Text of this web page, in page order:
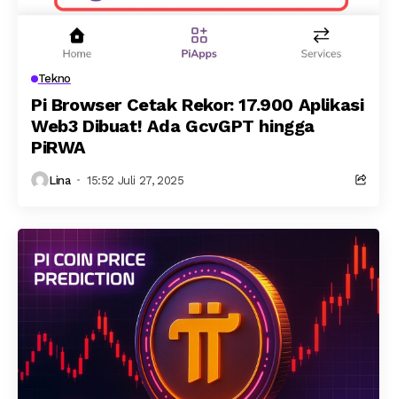
Tekno
Pi Browser Cetak Rekor: 17.900 Aplikasi
Web3 Dibuat! Ada GcvGPT hingga
PiRWA
Lina 15:52 Juli 27, 2025